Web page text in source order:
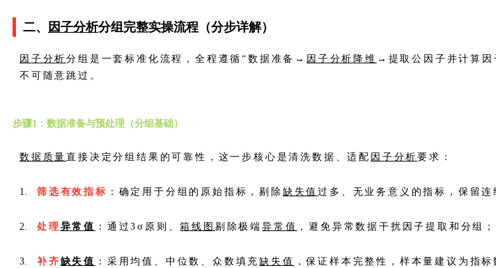
二、 因子分析分组完整实操流程（分步详解）
因子分析分组是一套标准化流程，全程遵循“数据准备→ 因子分析 降维 →提取公因子并计算
不可随意跳过。
步骤1：数据准备与预处理（分组基础）
数据质量直接决定分组结果的可靠性，这一步核心是清洗数据、适配 因子分析要求：
筛选有效指标 ：确定用于分组的原始指标，剔除 缺失值过多、无业务意义的指标，保留
处理 异常值 ：通过3σ原则、箱线图 剔除极端异常值 ，避免异常数据干扰因子提取和分组；
补齐 缺失值 ：采用均值、中位数、众数填充缺失值 ，保证样本完整性，样本量建议为指